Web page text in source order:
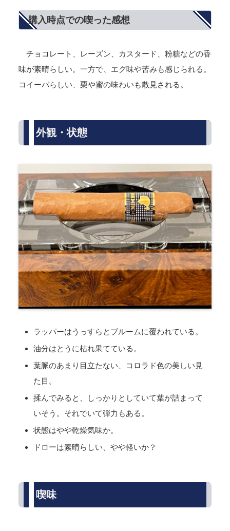
購入時点での喫った感想
チョコレート、レーズン、カスタード、粉糖などの香
味が素晴らしい。一方で、エグ味や苦みも感じられる。
コイーバらしい、栗や蜜の味わいも散見される。
外観・状態
ラッパーはうっすらとブルームに覆われている。
油分はとうに枯れ果てている。
葉脈のあまり目立たない、コロラド色の美しい見
た目。
揉んでみると、しっかりとしていて葉が詰まって
いそう。それでいて弾力もある。
状態はやや乾燥気味か。
ドローは素晴らしい、やや軽いか？
喫味